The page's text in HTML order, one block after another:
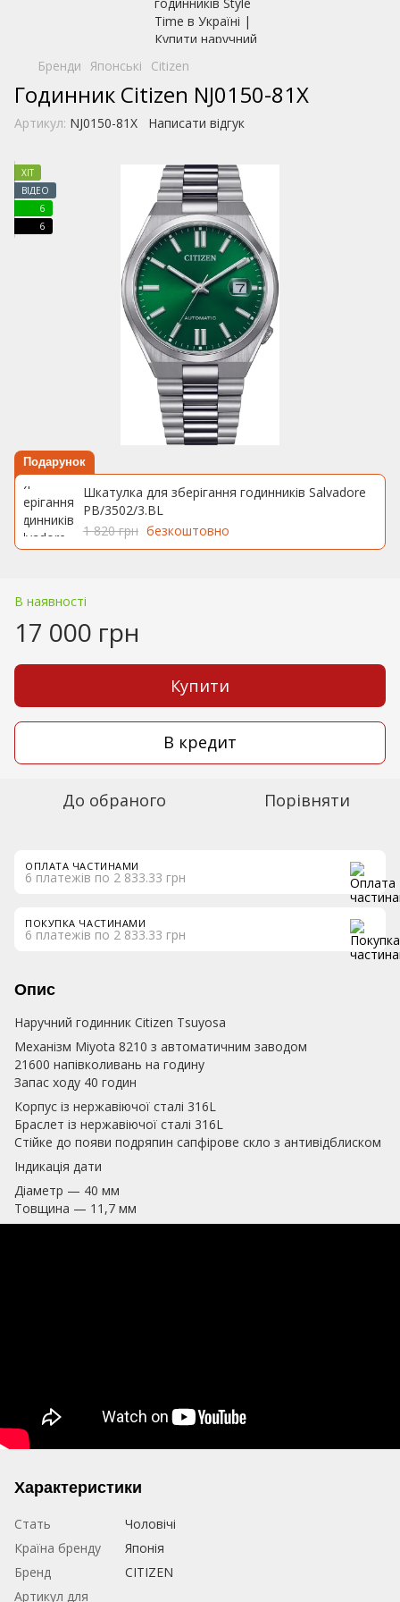
Бренди Японські Citizen
Годинник Citizen NJ0150-81X
Артикул: NJ0150-81X Написати відгук
ХІТ
ВІДЕО
6
6
Подарунок
Шкатулка для зберігання годинників Salvadore
PB/3502/3.BL
1 820 грн безкоштовно
В наявності
17 000 грн
Купити
В кредит
До обраного Порівняти
ОПЛАТА ЧАСТИНАМИ
6 платежів по 2 833.33 грн
ПОКУПКА ЧАСТИНАМИ
6 платежів по 2 833.33 грн
Опис
Наручний годинник Citizen Tsuyosa
Механізм Miyota 8210 з автоматичним заводом
21600 напівколивань на годину
Запас ходу 40 годин
Корпус із нержавіючої сталі 316L
Браслет із нержавіючої сталі 316L
Стійке до появи подряпин сапфірове скло з антивідблиском
Індикація дати
Діаметр — 40 мм
Товщина — 11,7 мм
Характеристики
Стать
Чоловічі
Країна бренду
Японія
Бренд
CITIZEN
Артикул для